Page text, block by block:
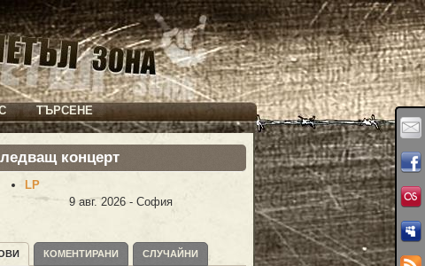
ТЪРСЕНЕ
концерт
LP
9 авг. 2026 - София
КОМЕНТИРАНИ СЛУЧАЙНИ